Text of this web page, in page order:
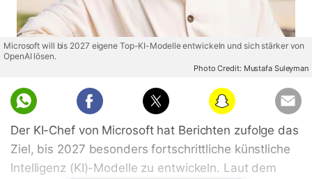
Microsoft will bis 2027 eigene Top-KI-Modelle entwickeln und sich stärker von
OpenAI lösen.
Photo Credit: Mustafa Suleyman
Der KI-Chef von Microsoft hat Berichten zufolge das
Ziel, bis 2027 besonders fortschrittliche künstliche
Intelligenz (KI)-Modelle zu entwickeln. Laut dem